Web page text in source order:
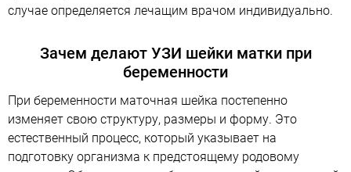
случае определяется лечащим врачом индивидуально.
Зачем делают УЗИ шейки матки при
беременности
При беременности маточная шейка постепенно
изменяет свою структуру, размеры и форму. Это
естественный процесс, который указывает на
подготовку организма к предстоящему родовому